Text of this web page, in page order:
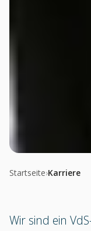
Startseite›Karriere
Wir sind ein